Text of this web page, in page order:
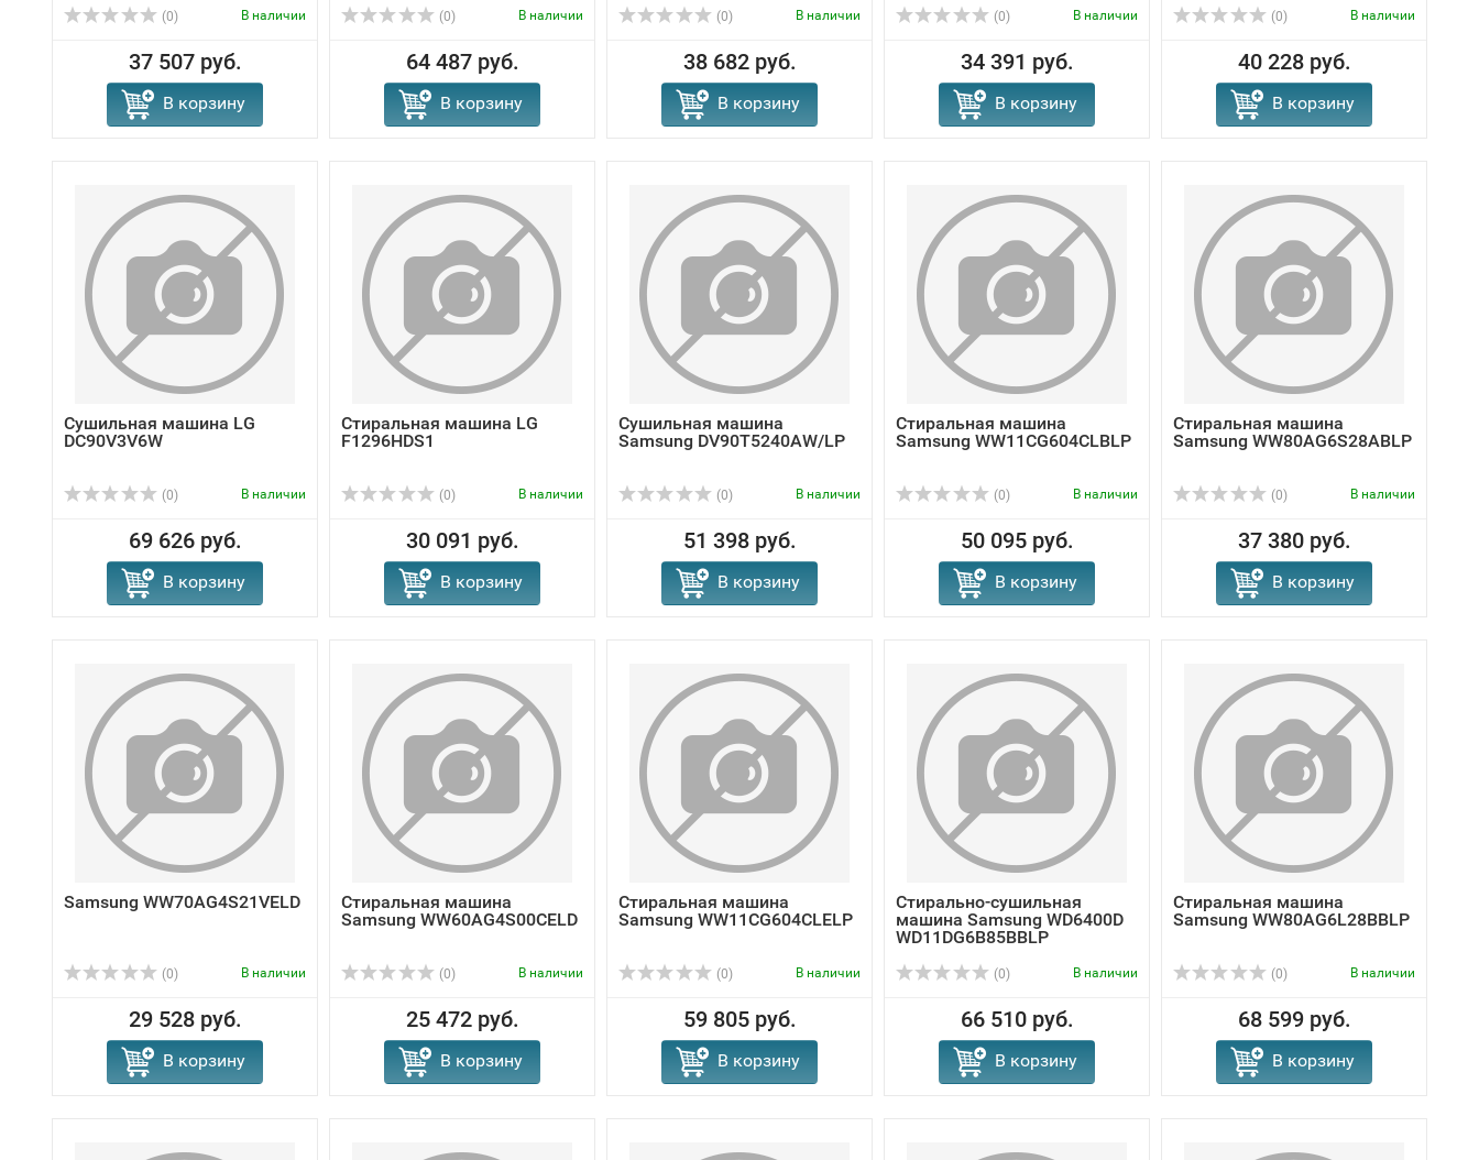
(0) В наличии
37 507 руб.
В корзину
(0) В наличии
64 487 руб.
В корзину
(0) В наличии
38 682 руб.
В корзину
(0) В наличии
34 391 руб.
В корзину
(0) В наличии
40 228 руб.
В корзину
Сушильная машина LG
DC90V3V6W
(0) В наличии
69 626 руб.
В корзину
Стиральная машина LG
F1296HDS1
(0) В наличии
30 091 руб.
В корзину
Сушильная машина
Samsung DV90T5240AW/LP
(0) В наличии
51 398 руб.
В корзину
Стиральная машина
Samsung WW11CG604CLBLP
(0) В наличии
50 095 руб.
В корзину
Стиральная машина
Samsung WW80AG6S28ABLP
(0) В наличии
37 380 руб.
В корзину
Samsung WW70AG4S21VELD
(0) В наличии
29 528 руб.
В корзину
Стиральная машина
Samsung WW60AG4S00CELD
(0) В наличии
25 472 руб.
В корзину
Стиральная машина
Samsung WW11CG604CLELP
(0) В наличии
59 805 руб.
В корзину
Стирально-сушильная
машина Samsung WD6400D
WD11DG6B85BBLP
(0) В наличии
66 510 руб.
В корзину
Стиральная машина
Samsung WW80AG6L28BBLP
(0) В наличии
68 599 руб.
В корзину